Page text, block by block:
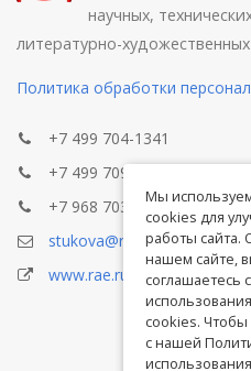
научных,
литературно-
Политика обработки
+7 499 704-1341
+7 499 709-8104
+7 968 703-8433
stukova@rae.ru
www.rae.ru
Мы
cookies для
работы сайта.
нашем сайте,
соглашаетесь
cookies. Чтобы
с нашей